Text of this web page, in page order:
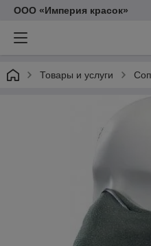
ООО «Империя красок»
Товары и услуги